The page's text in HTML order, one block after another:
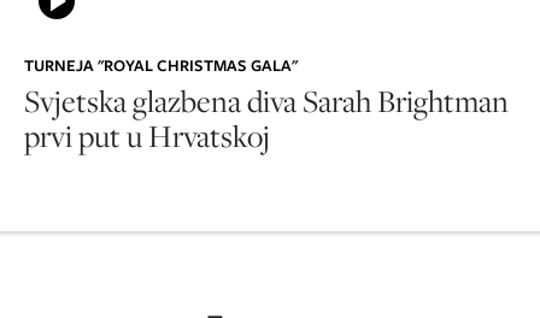
TURNEJA "ROYAL CHRISTMAS GALA"
Svjetska glazbena diva Sarah Brightman
prvi put u Hrvatskoj